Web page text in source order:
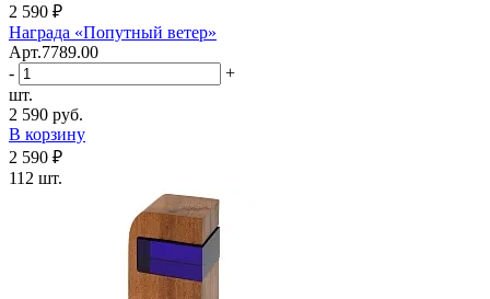
2 590 ₽
Награда «Попутный ветер»
Арт.7789.00
-
+
шт.
2 590 руб.
В корзину
2 590 ₽
112 шт.